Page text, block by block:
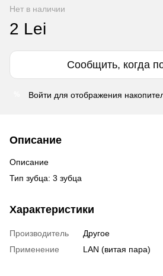
Нет в наличии
2 Lei
Сообщить, когда
Войти для отображения
Описание
Описание
Тип зубца: 3 зубца
Характеристики
Производитель
Другое
Применение
LAN (витая пара)